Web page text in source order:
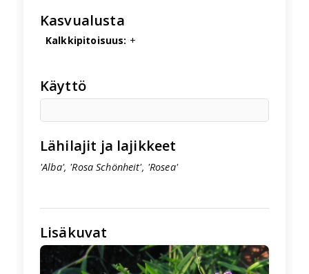
Kasvualusta
Kalkkipitoisuus: +
Käyttö
Lähilajit ja lajikkeet
'Alba', 'Rosa Schönheit', 'Rosea'
Lisäkuvat